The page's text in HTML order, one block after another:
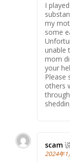
I
my
some
unable
mom
your
Please
others
scam
2024年1